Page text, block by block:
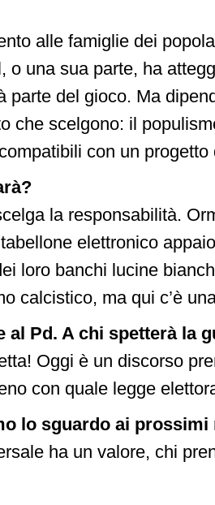
alle famiglie dei
o una sua parte, ha
parte del gioco. Ma
che scelgono: il
con un progetto
la responsabilità.
elettronico
loro banchi lucine
calcistico, ma qui c’è
al Pd. A chi spetterà la
Oggi è un discorso
con quale legge
lo sguardo ai
ha un valore, chi